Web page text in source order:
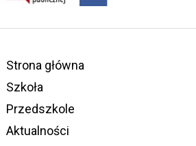
Strona główna
Szkoła
Przedszkole
Aktualności